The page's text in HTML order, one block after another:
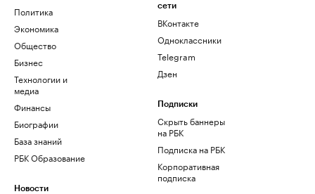
Политика
Экономика
Общество
Бизнес
Технологии и
медиа
Финансы
Биографии
База знаний
РБК Образование
Новости
сети
ВКонтакте
Одноклассники
Telegram
Дзен
Подписки
Скрыть баннеры
на РБК
Подписка на РБК
Корпоративная
подписка